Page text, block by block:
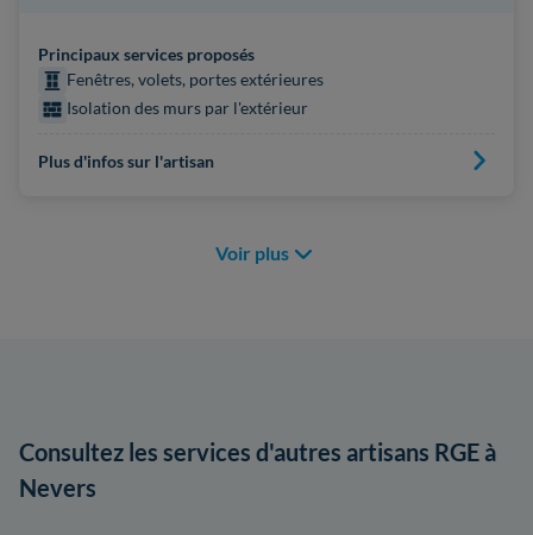
Principaux services proposés
Fenêtres, volets, portes extérieures
Isolation des murs par l'extérieur
Plus d'infos sur l'artisan
Voir plus
Consultez les services d'autres artisans RGE à
Nevers